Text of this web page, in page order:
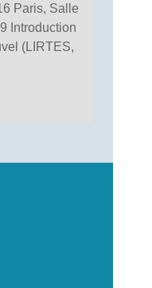
Paris, Salle
Introduction
(LIRTES,